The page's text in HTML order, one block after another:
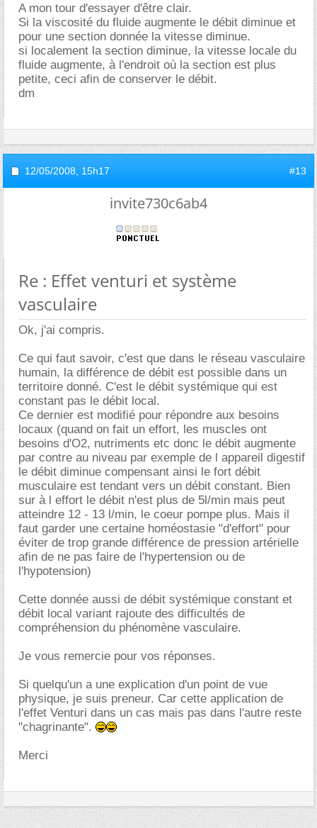
A mon tour d'essayer d'être clair.
Si la viscosité du fluide augmente le débit diminue et
pour une section donnée la vitesse diminue.
si localement la section diminue, la vitesse locale du
fluide augmente, à l'endroit où la section est plus
petite, ceci afin de conserver le débit.
dm
12/05/2008, 15h17 #13
invite730c6ab4
Re : Effet venturi et système
vasculaire
Ok, j'ai compris.
Ce qui faut savoir, c'est que dans le réseau vasculaire
humain, la différence de débit est possible dans un
territoire donné. C'est le débit systémique qui est
constant pas le débit local.
Ce dernier est modifié pour répondre aux besoins
locaux (quand on fait un effort, les muscles ont
besoins d'O2, nutriments etc donc le débit augmente
par contre au niveau par exemple de l appareil digestif
le débit diminue compensant ainsi le fort débit
musculaire est tendant vers un débit constant. Bien
sur à l effort le débit n'est plus de 5l/min mais peut
atteindre 12 - 13 l/min, le coeur pompe plus. Mais il
faut garder une certaine homéostasie "d'effort" pour
éviter de trop grande différence de pression artérielle
afin de ne pas faire de l'hypertension ou de
l'hypotension)
Cette donnée aussi de débit systémique constant et
débit local variant rajoute des difficultés de
compréhension du phénomène vasculaire.
Je vous remercie pour vos réponses.
Si quelqu'un a une explication d'un point de vue
physique, je suis preneur. Car cette application de
l'effet Venturi dans un cas mais pas dans l'autre reste
"chagrinante".
Merci